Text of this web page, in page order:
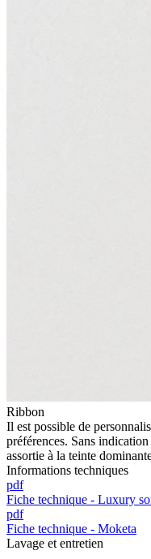
Ribbon
Il est possible de
préférences. Sans
assortie à la teinte
Informations techniques
pdf
Fiche technique - Luxury
pdf
Fiche technique - Moketa
Lavage et entretien